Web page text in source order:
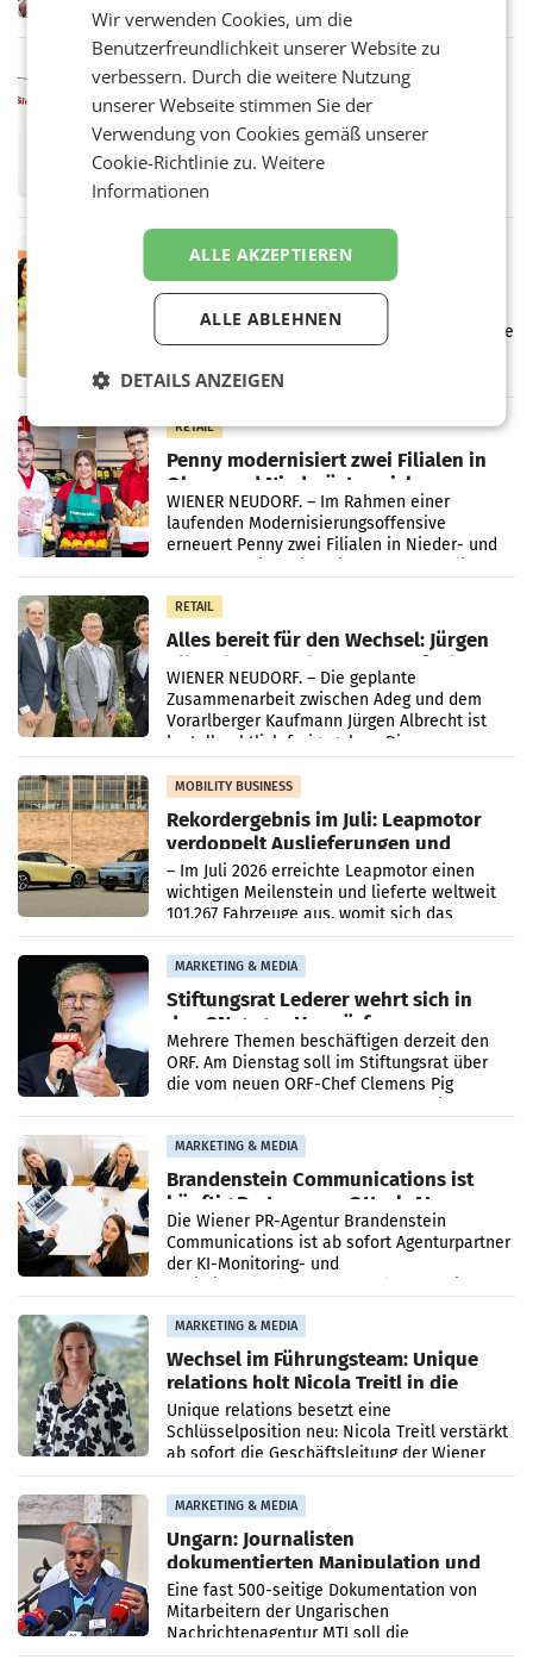
von 1.544,0 Mio. EUR erwirtschaftet, was
einem Plus von 3,8 Prozent gegenüber dem
Vergleichszeitraum
MARKETING & MEDIA
ProSiebenSat.1 spart und macht
überraschend viel Gewinn
UNTERFÖHRING/MAILAND/AMSTERDAM. Der
Fernsehkonzern ProSiebenSat.1 hat im
Frühjahr dank Kostensenkungen operativ
Markterwartung deutlich übertroffen.
RETAIL
Eine Bühne für Zirkularität: ARA und
Müller informieren am POS über
Kreislauffähigkeit
Über den gesamten August hinweg rücken die
Handelskonzern Müller die Initiative
RETAIL
Penny modernisiert zwei Filialen in
Ober- und Niederösterreich
WIENER NEUDORF. – Im Rahmen einer
laufenden Modernisierungsoffensive
erneuert Penny zwei Filialen in Nieder- und
RETAIL
Alles bereit für den Wechsel: Jürgen
Albrecht setzt ab 1.1.2027 auf Adeg
WIENER NEUDORF. – Die geplante
Zusammenarbeit zwischen Adeg und dem
Vorarlberger Kaufmann Jürgen Albrecht ist
kartellrechtlich freigegeben: Die
Bundeswettbewerbsbehörde und der
Bundeskartellanwalt
MOBILITY BUSINESS
Rekordergebnis im Juli: Leapmotor
verdoppelt Auslieferungen und
überschreitet die 100.000er-Marke
– Im Juli 2026 erreichte Leapmotor einen
wichtigen Meilenstein und lieferte weltweit
101.267 Fahrzeuge aus, womit sich das
Ergebnis gegenüber Juli 2025 mehr als
verdoppelte (+102
MARKETING & MEDIA
Stiftungsrat Lederer wehrt sich in
den SN gegen Vorwürfe
Mehrere Themen beschäftigen derzeit den
ORF. Am Dienstag soll im Stiftungsrat über
die vom neuen ORF-Chef Clemens Pig
MARKETING & MEDIA
Brandenstein Communications ist
künftig Partner von OtterlyAI
Die Wiener PR-Agentur Brandenstein
Communications ist ab sofort Agenturpartner
der KI-Monitoring- und
MARKETING & MEDIA
Wechsel im Führungsteam: Unique
relations holt Nicola Treitl in die
Geschäftsleitung
Unique relations besetzt eine
Schlüsselposition neu: Nicola Treitl verstärkt
ab sofort die Geschäftsleitung der Wiener
PR-Agentur an der Seite von Josef Kalina und
Anna Kalina-Mahr.
MARKETING & MEDIA
Ungarn: Journalisten
dokumentierten Manipulation und
Zensur
Eine fast 500-seitige Dokumentation von
Mitarbeitern der Ungarischen
Nachrichtenagentur MTI soll die
systematische Nachrichten-Manipulation und
Wir verwenden Cookies, um die
Benutzerfreundlichkeit unserer Website zu
verbessern. Durch die weitere Nutzung
unserer Webseite stimmen Sie der
Verwendung von Cookies gemäß unserer
Cookie-Richtlinie zu.Weitere
Informationen
ALLE AKZEPTIEREN
ALLE ABLEHNEN
DETAILS ANZEIGEN